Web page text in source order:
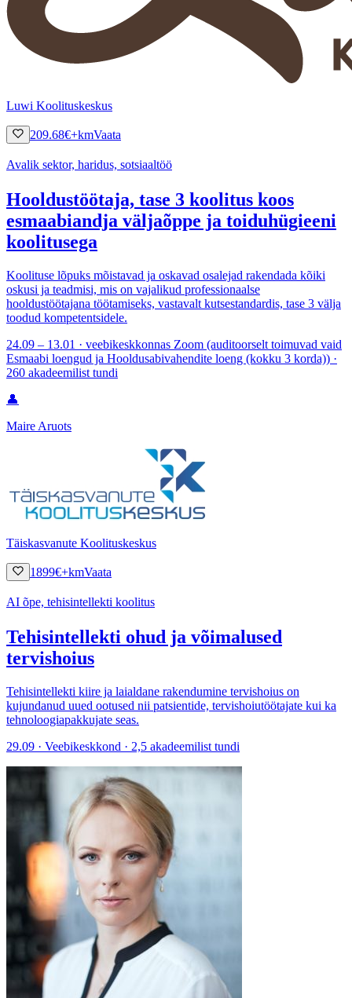
Luwi Koolituskeskus
209.68€+kmVaata
Avalik sektor, haridus, sotsiaaltöö
Hooldustöötaja, tase 3 koolitus koos
esmaabiandja väljaõppe ja toiduhügieeni
koolitusega
Koolituse lõpuks mõistavad ja oskavad osalejad rakendada kõiki
oskusi ja teadmisi, mis on vajalikud professionaalse
hooldustöötajana töötamiseks, vastavalt kutsestandardis, tase 3 välja
toodud kompetentsidele.
24.09 – 13.01 · veebikeskkonnas Zoom (auditoorselt toimuvad vaid
Esmaabi loengud ja Hooldusabivahendite loeng (kokku 3 korda)) ·
260 akadeemilist tundi
👤
Maire Aruots
Täiskasvanute Koolituskeskus
1899€+kmVaata
AI õpe, tehisintellekti koolitus
Tehisintellekti ohud ja võimalused
tervishoius
Tehisintellekti kiire ja laialdane rakendumine tervishoius on
kujundanud uued ootused nii patsientide, tervishoiutöötajate kui ka
tehnoloogiapakkujate seas.
29.09 · Veebikeskkond · 2,5 akadeemilist tundi